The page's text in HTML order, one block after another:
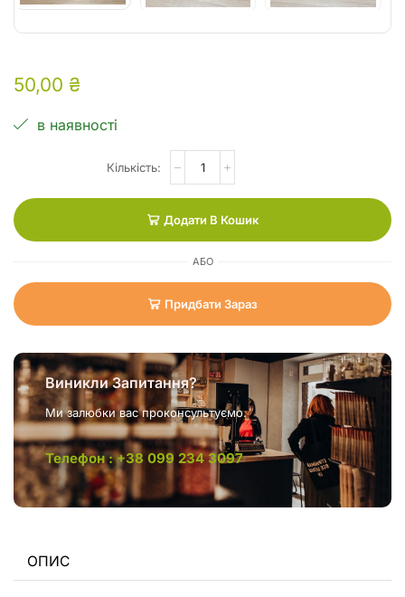
50,00 ₴
в наявності
Додати В Кошик
АБО
Придбати Зараз
Виникли Запитання?
Ми залюбки вас проконсультуємо.
Телефон : +38 099 234 3097
ОПИС